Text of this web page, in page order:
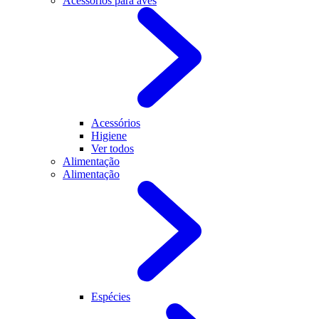
Acessórios
Higiene
Ver todos
Alimentação
Alimentação
Espécies